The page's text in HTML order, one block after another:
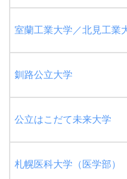
室蘭工業大学／北見工業
釧路公立大学
公立はこだて未来大学
札幌医科大学（医学部）